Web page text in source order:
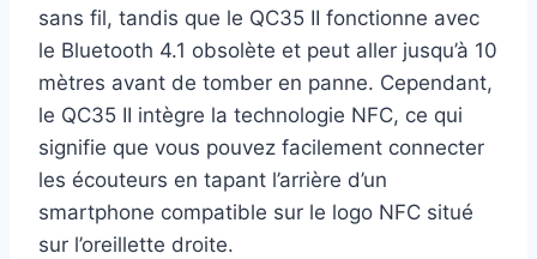
sans fil, tandis que le QC35 II fonctionne avec
le Bluetooth 4.1 obsolète et peut aller jusqu’à 10
mètres avant de tomber en panne. Cependant,
le QC35 II intègre la technologie NFC, ce qui
signifie que vous pouvez facilement connecter
les écouteurs en tapant l’arrière d’un
smartphone compatible sur le logo NFC situé
sur l’oreillette droite.